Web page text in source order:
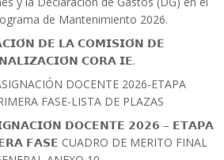
de Mantenimiento 2026.
𝗗𝗘 𝗟𝗔 𝗖𝗢𝗠𝗜𝗦𝗜𝗢́𝗡 𝗗𝗘
𝗖𝗢𝗥𝗔 𝗜𝗘.
DOCENTE 2026-ETAPA
FASE-LISTA DE PLAZAS
𝗗𝗢𝗖𝗘𝗡𝗧𝗘 𝟮𝟬𝟮𝟲 – 𝗘𝗧𝗔𝗣𝗔
𝗙𝗔𝗦𝗘 CUADRO DE MERITO FINAL